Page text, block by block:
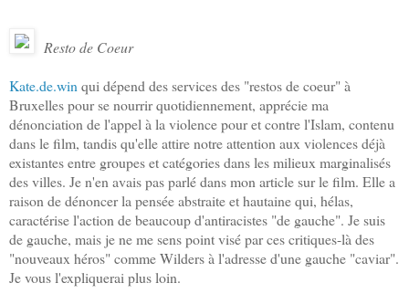
Resto de Coeur
Kate.de.win qui dépend des services des "restos de coeur" à
Bruxelles pour se nourrir quotidiennement, apprécie ma
dénonciation de l'appel à la violence pour et contre l'Islam, contenu
dans le film, tandis qu'elle attire notre attention aux violences déjà
existantes entre groupes et catégories dans les milieux marginalisés
des villes. Je n'en avais pas parlé dans mon article sur le film. Elle a
raison de dénoncer la pensée abstraite et hautaine qui, hélas,
caractérise l'action de beaucoup d'antiracistes "de gauche". Je suis
de gauche, mais je ne me sens point visé par ces critiques-là des
"nouveaux héros" comme Wilders à l'adresse d'une gauche "caviar".
Je vous l'expliquerai plus loin.